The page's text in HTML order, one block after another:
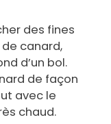
des fines
canard,
d’un bol.
de façon
avec le
chaud.